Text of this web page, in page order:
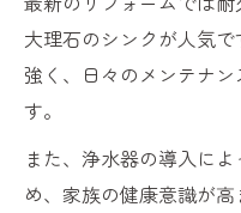
大理石のシンクが人気
強く、日々のメンテナ
す。
また、浄水器の導入に
め、家族の健康意識が